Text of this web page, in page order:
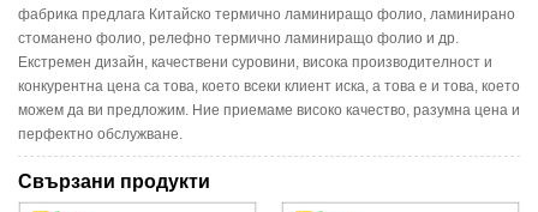
фабрика предлага Китайско термично ламиниращо фолио, ламинирано
стоманено фолио, релефно термично ламиниращо фолио и др.
Екстремен дизайн, качествени суровини, висока производителност и
конкурентна цена са това, което всеки клиент иска, а това е и това, което
можем да ви предложим. Ние приемаме високо качество, разумна цена и
перфектно обслужване.
Свързани продукти